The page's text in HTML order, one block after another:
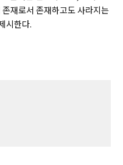
재로서 존재하고도 사라지는
시한다.